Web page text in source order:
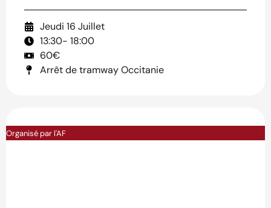
Jeudi 16 Juillet
13:30- 18:00
60€
Arrêt de tramway Occitanie
Organisé par l'AF